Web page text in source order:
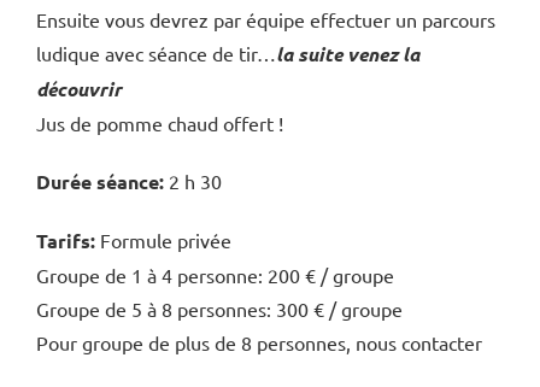
Ensuite vous devrez par équipe effectuer un parcours
ludique avec séance de tir…la suite venez la
découvrir
Jus de pomme chaud offert !
Durée séance: 2 h 30
Tarifs: Formule privée
Groupe de 1 à 4 personne: 200 € / groupe
Groupe de 5 à 8 personnes: 300 € / groupe
Pour groupe de plus de 8 personnes, nous contacter